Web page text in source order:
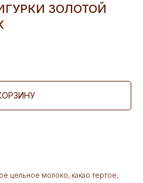
ЗОЛОТОЙ
цельное молоко, какао тертое,